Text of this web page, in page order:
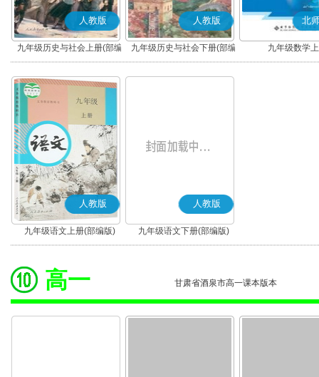
人教版
九年级历史与社会上册(部编
版)
人教版
九年级历史与社会下册(部编
版)
北
九年级数学
人教版
九年级语文上册(部编版)
人教版
九年级语文下册(部编版)
高一 甘肃省酒泉市高一课本版本